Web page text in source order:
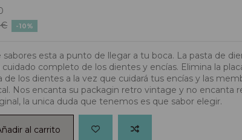
€ -10%
sabores esta a punto de llegar a tu boca. La pasta de
completo de los dientes y encías. Elimina la
de los dientes a la vez que cuidará tus encías y las
Nos encanta su packagin retro vintage y no encanta
la unica duda que tenemos es que sabor elegir.
al carrito